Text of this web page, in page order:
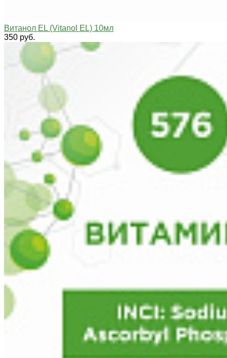
Витанол EL (Vitanol EL) 10мл
350 руб.